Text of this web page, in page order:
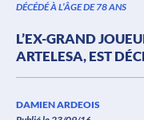
DÉCÉDÉ À L’ÂGE DE 78 ANS
L’EX-GRAND
ARTELESA, EST
DAMIEN ARDEOIS